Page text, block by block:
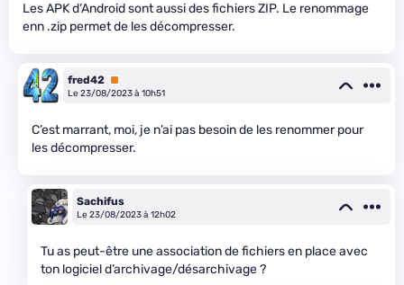
Les APK d’Android sont aussi des fichiers ZIP. Le renommage
enn .zip permet de les décompresser.
fred42 Premium
Le 23/08/2023 à 10h51
C’est marrant, moi, je n’ai pas besoin de les renommer pour
les décompresser.
Sachifus
Le 23/08/2023 à 12h02
Tu as peut-être une association de fichiers en place avec
ton logiciel d’archivage/désarchivage ?